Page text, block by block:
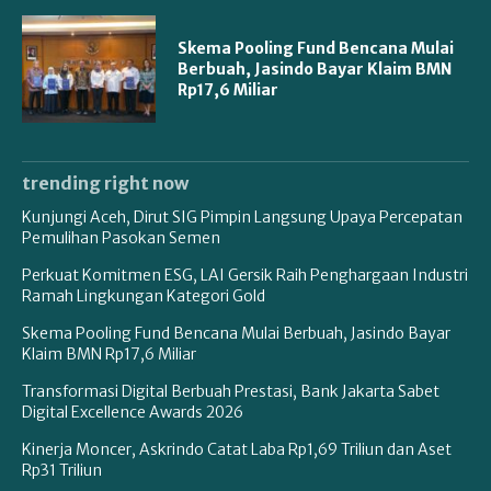
Skema Pooling Fund Bencana Mulai
Berbuah, Jasindo Bayar Klaim BMN
Rp17,6 Miliar
trending right now
Kunjungi Aceh, Dirut SIG Pimpin Langsung Upaya Percepatan
Pemulihan Pasokan Semen
Perkuat Komitmen ESG, LAI Gersik Raih Penghargaan Industri
Ramah Lingkungan Kategori Gold
Skema Pooling Fund Bencana Mulai Berbuah, Jasindo Bayar
Klaim BMN Rp17,6 Miliar
Transformasi Digital Berbuah Prestasi, Bank Jakarta Sabet
Digital Excellence Awards 2026
Kinerja Moncer, Askrindo Catat Laba Rp1,69 Triliun dan Aset
Rp31 Triliun